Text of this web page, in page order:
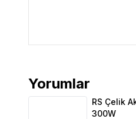
Yorumlar
RS Çelik Akvaryum
RS Çelik
300W